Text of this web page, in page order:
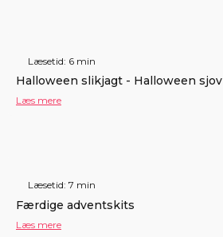
Læsetid: 6 min
Halloween slikjagt - Halloween sjov
Læs mere
Læsetid: 7 min
Færdige adventskits
Læs mere